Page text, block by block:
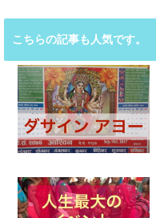
こちらの記事も人気です。